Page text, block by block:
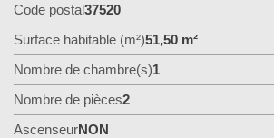
Code postal37520
Surface habitable (m²)51,50 m²
Nombre de chambre(s)1
Nombre de pièces2
AscenseurNON